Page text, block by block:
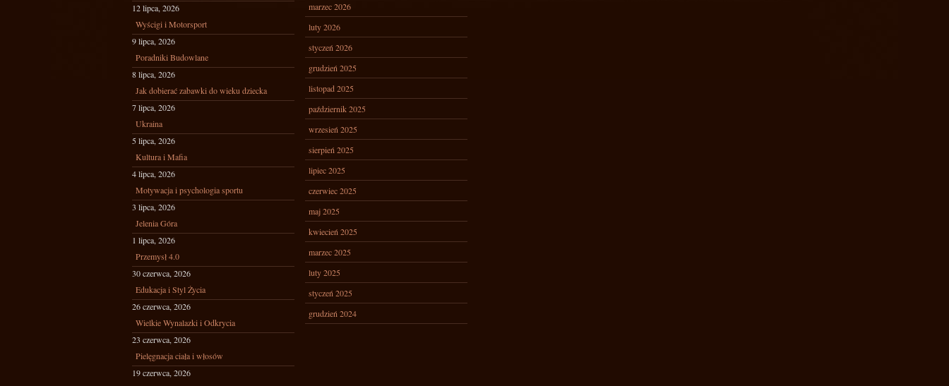
12 lipca, 2026
Wyścigi i Motorsport
9 lipca, 2026
Poradniki Budowlane
8 lipca, 2026
Jak dobierać zabawki do wieku dziecka
7 lipca, 2026
Ukraina
5 lipca, 2026
Kultura i Mafia
4 lipca, 2026
Motywacja i psychologia sportu
3 lipca, 2026
Jelenia Góra
1 lipca, 2026
Przemysł 4.0
30 czerwca, 2026
Edukacja i Styl Życia
26 czerwca, 2026
Wielkie Wynalazki i Odkrycia
23 czerwca, 2026
Pielęgnacja ciała i włosów
19 czerwca, 2026
marzec 2026
luty 2026
styczeń 2026
grudzień 2025
listopad 2025
październik 2025
wrzesień 2025
sierpień 2025
lipiec 2025
czerwiec 2025
maj 2025
kwiecień 2025
marzec 2025
luty 2025
styczeń 2025
grudzień 2024